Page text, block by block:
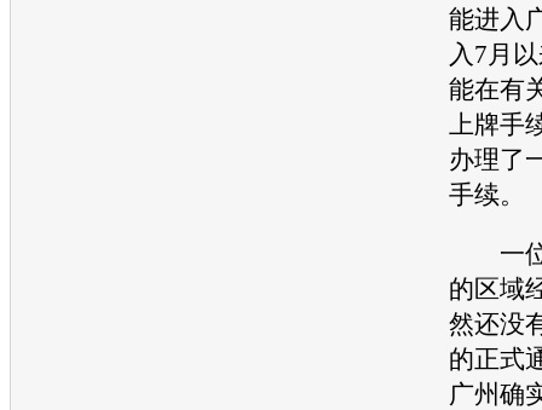
能进入
入7月
能在有
上牌手
办理了
手续。
一位
的区域
然还没
的正式
广州确